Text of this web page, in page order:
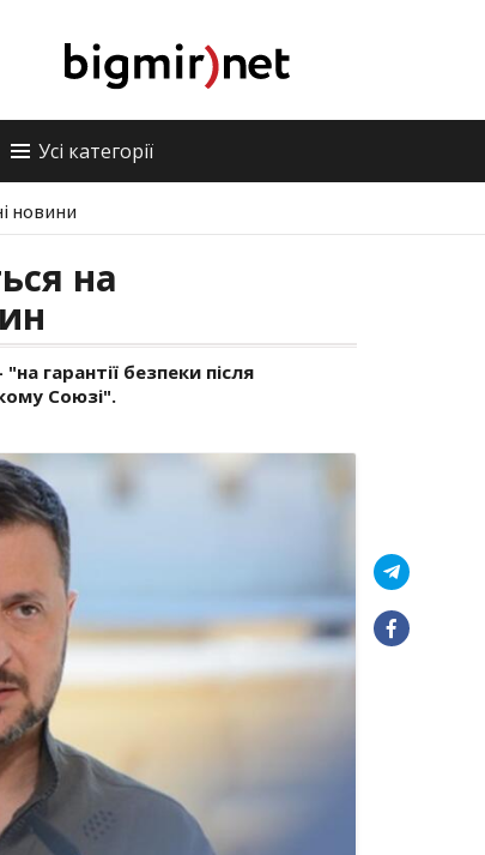
Усі категорії
новини
на
гарантії безпеки після
Союзі".